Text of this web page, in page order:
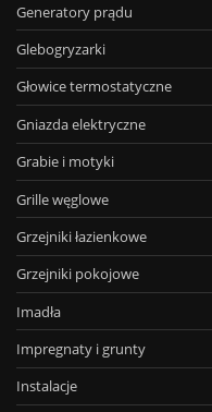
Generatory prądu
Glebogryzarki
Głowice termostatyczne
Gniazda elektryczne
Grabie i motyki
Grille węglowe
Grzejniki łazienkowe
Grzejniki pokojowe
Imadła
Impregnaty i grunty
Instalacje